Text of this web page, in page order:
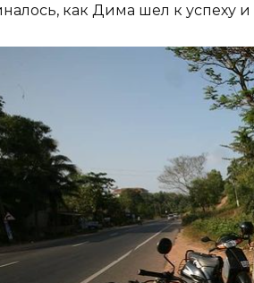
как Дима шел к успеху